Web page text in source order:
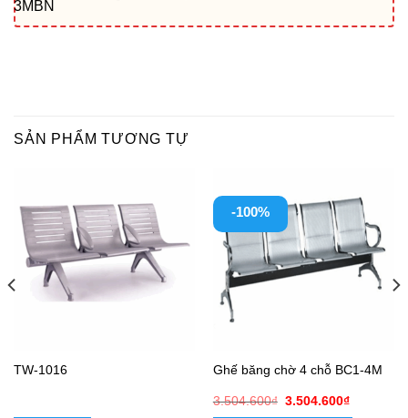
3MBN
SẢN PHẨM TƯƠNG TỰ
TW-1016
-100%
Ghế băng chờ 4 chỗ BC1-4M
3.504.600₫ Giá
3.504.600₫Giá